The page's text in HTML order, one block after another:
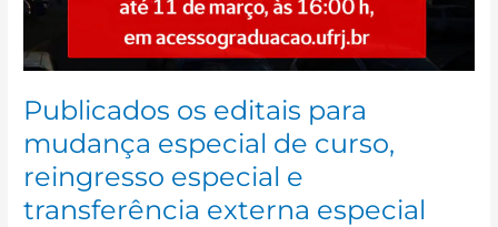
Publicados os editais para
mudança especial de curso,
reingresso especial e
transferência externa especial